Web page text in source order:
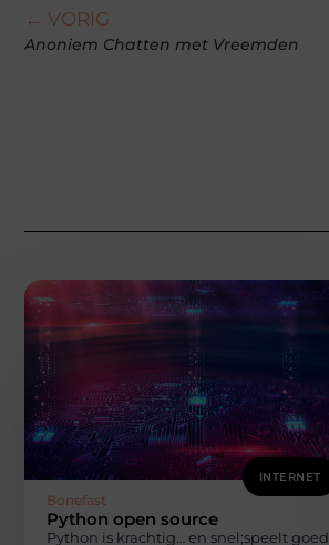
← VORIG
Anoniem Chatten met Vreemden
INTERNET
Bonefast
Python open source
Python is krachtig… en snel;speelt goed